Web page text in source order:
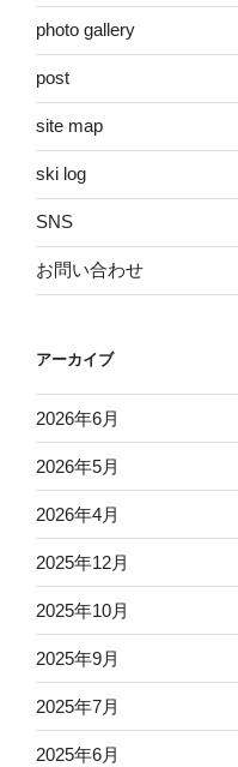
photo gallery
post
site map
ski log
SNS
お問い合わせ
アーカイブ
2026年6月
2026年5月
2026年4月
2025年12月
2025年10月
2025年9月
2025年7月
2025年6月